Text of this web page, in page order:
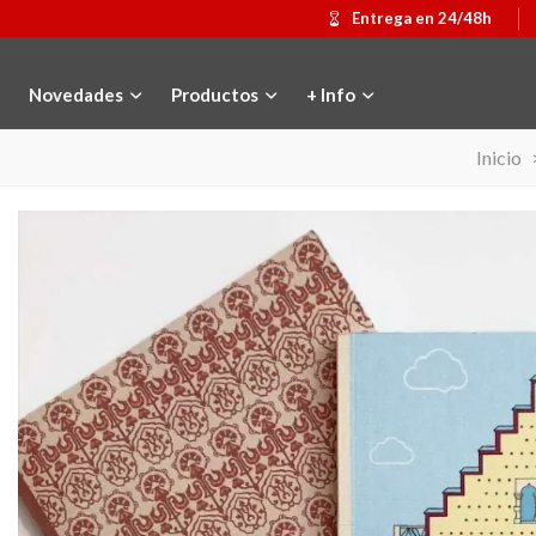
Entrega en 24/48h
Novedades Productos + Info
Inicio
Añadir al carrito
conmemorativa Gaudí 2026
Ver más
Mochila